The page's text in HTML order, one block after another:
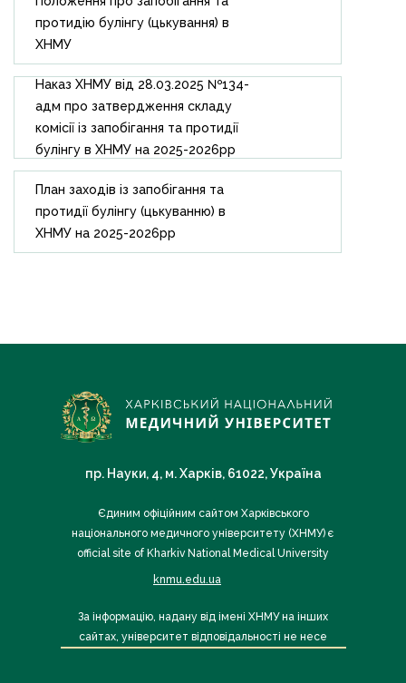
протидію булінгу (цькування) в
ХНМУ
Наказ ХНМУ від 28.03.2025 №134-
адм про затвердження складу
комісії із запобігання та протидії
булінгу в ХНМУ на 2025-2026рр
План заходів із запобігання та
протидії булінгу (цькуванню) в
ХНМУ на 2025-2026рр
пр. Науки, 4, м. Харків, 61022, Україна
Єдиним офіційним сайтом Харківського
національного медичного університету (ХНМУ) є
official site of Kharkiv National Medical University
knmu.edu.ua
За інформацію, надану від імені ХНМУ на інших
сайтах, університет відповідальності не несе